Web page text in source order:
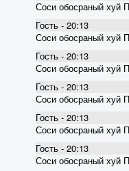
Соси обосраный хуй
Гость - 20:13
Соси обосраный хуй
Гость - 20:13
Соси обосраный хуй
Гость - 20:13
Соси обосраный хуй
Гость - 20:13
Соси обосраный хуй
Гость - 20:13
Соси обосраный хуй